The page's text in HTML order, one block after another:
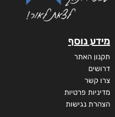
מידע נוסף
תקנון האתר
דרושים
צרו קשר
מדיניות פרטיות
הצהרת נגישות